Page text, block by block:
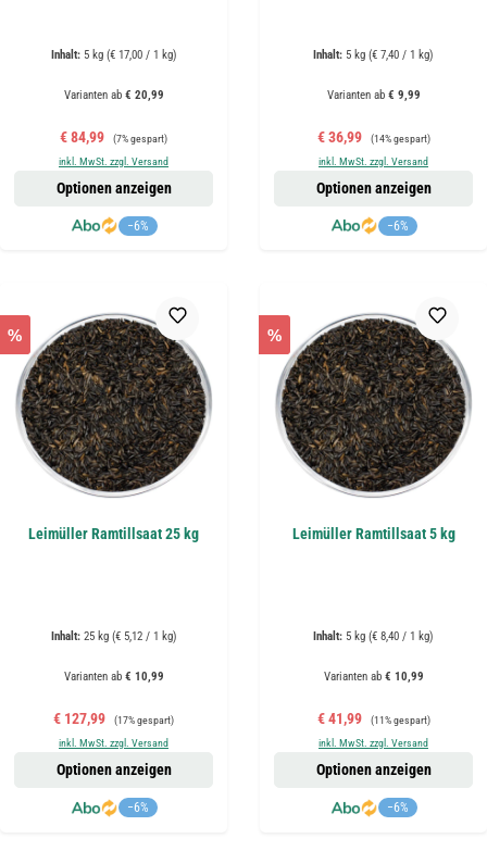
Inhalt: 5 kg (€ 17,00 / 1 kg)
Varianten ab€ 20,99
Verkaufspreis:
€ 84,99 Regulärer Preis:
(7% gespart)
inkl. MwSt. zzgl. Versand
−6%
Optionen anzeigen
Inhalt: 5 kg (€ 7,40 / 1 kg)
Varianten ab€ 9,99
Verkaufspreis:
€ 36,99 Regulärer Preis:
(14% gespart)
inkl. MwSt. zzgl. Versand
−6%
Optionen anzeigen
%
Leimüller Ramtillsaat 25 kg
Inhalt: 25 kg (€ 5,12 / 1 kg)
Varianten ab€ 10,99
Verkaufspreis:
€ 127,99 Regulärer Preis:
(17% gespart)
inkl. MwSt. zzgl. Versand
−6%
Optionen anzeigen
%
Leimüller Ramtillsaat 5 kg
Inhalt: 5 kg (€ 8,40 / 1 kg)
Varianten ab€ 10,99
Verkaufspreis:
€ 41,99 Regulärer Preis:
(11% gespart)
inkl. MwSt. zzgl. Versand
−6%
Optionen anzeigen